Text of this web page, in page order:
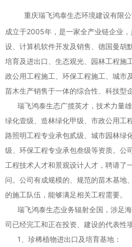
重庆瑞飞鸿泰生态环境建设有限公
成立于2005年，是一家全产业链企业
设、计算机软件开发及销售、德国曼胡
培育及进出口、生态观光、园林工程施
政公用工程施工、环保工程施工、城市
苗木生产销售于一体的综合性、科技型企
瑞飞鸿泰生态广揽英才，技术力量
绿化壹级、造林绿化甲级、市政公用工
路照明工程专业承包贰级、城市园林绿
级、环保工程专业承包叁级等资质。公
工程技术人才和景观设计人才，聘请了
问。公司有成规模的、规范的苗木基地
的施工队伍，能够满足相关工程需要。
瑞飞鸿泰生态业务辐射全国，涉足海
司已经完工和正在投资、建设的代表性
1、珍稀植物进出口及培育基地：